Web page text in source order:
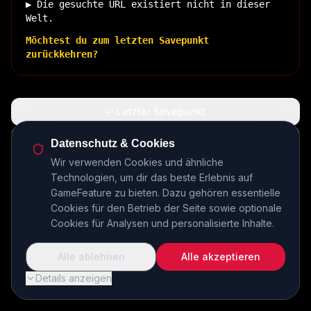
▶ Die gesuchte URL existiert nicht in dieser
Welt.
Möchtest du zum letzten Savepunkt
zurückkehren?
🏠 Zurück zur Basis
INSERT COIN TO CONTINUE...
Datenschutz & Cookies
Wir verwenden Cookies und ähnliche
Technologien, um dir das beste Erlebnis auf
GameFeature zu bieten. Dazu gehören essentielle
Cookies für den Betrieb der Seite sowie optionale
Cookies für Analysen und personalisierte Inhalte.
Details anzeigen
Alle ablehnen Alle akzeptieren